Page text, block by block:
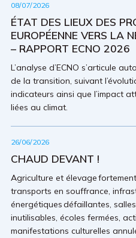
08/07/2026
ÉTAT DES LIEUX DES
EUROPÉENNE VERS LA
– RAPPORT ECNO 2026
L’analyse d’ECNO s’articule
de la transition, suivant
indicateurs ainsi que l’impact
liées au climat.
26/06/2026
CHAUD DEVANT !
Agriculture et élevage
transports en souffrance,
énergétiques défaillantes,
inutilisables, écoles fermées,
manifestations culturelles